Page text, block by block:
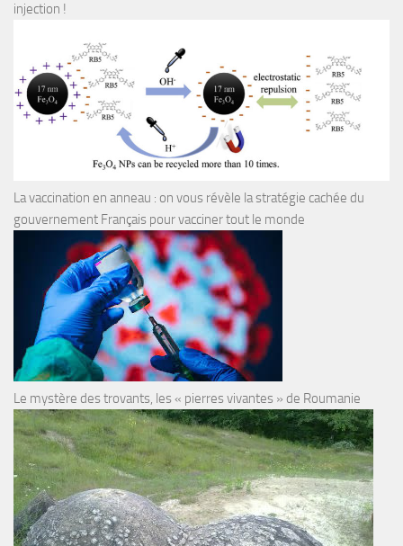
injection !
La vaccination en anneau : on vous révèle la stratégie cachée du
gouvernement Français pour vacciner tout le monde
Le mystère des trovants, les « pierres vivantes » de Roumanie